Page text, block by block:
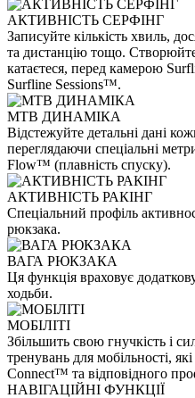
АКТИВНІСТЬ СЕРФІНГ
Записуйте кількість хвиль,
та дистанцію тощо.
катаєтеся, перед камерою
Surfline Sessions™.
MTB ДИНАМІКА
Відстежуйте детальні дані
переглядаючи спеціальні
Flow™ (плавність спуску).
АКТИВНІСТЬ РАКІНГ
Спеціальний профіль
рюкзака.
ВАГА РЮКЗАКА
Ця функція враховує
ходьби.
МОБІЛІТІ
Збільшить свою гнучкість і
тренувань для мобільності,
Connect™ та відповідного
НАВІГАЦІЙНІ ФУНКЦІЇ